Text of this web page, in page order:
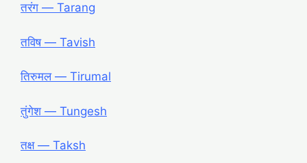
तरंग ― Tarang
तविष ― Tavish
तिरुमल ― Tirumal
तुंगेश ― Tungesh
तक्ष ― Taksh